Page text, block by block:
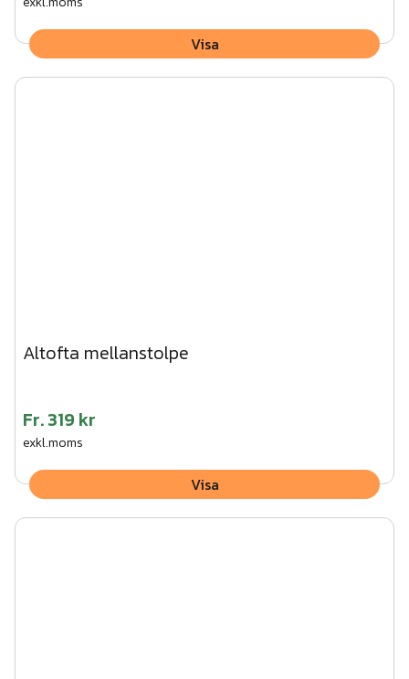
Visa
Altofta mellanstolpe
Fr.319 kr
exkl.moms
Visa